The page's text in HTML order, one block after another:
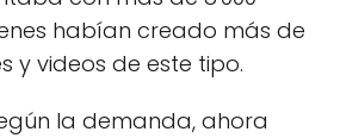
habían creado más de
y videos de este tipo.
la demanda, ahora